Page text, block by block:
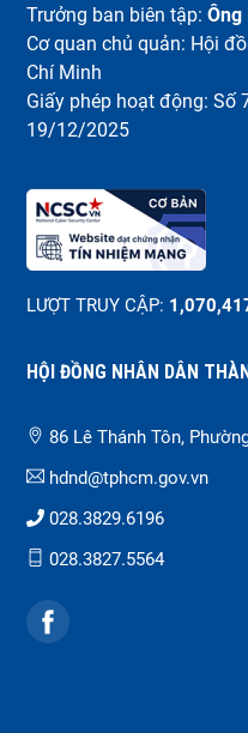
Trưởng ban biên tập: Ông
Cơ quan chủ quản: Hội
Chí Minh
Giấy phép hoạt động: Số
19/12/2025
LƯỢT TRUY CẬP:
HỘI ĐỒNG NHÂN DÂN
86 Lê Thánh Tôn,
hdnd@tphcm.gov.vn
028.3829.6196
028.3827.5564